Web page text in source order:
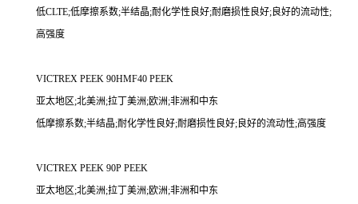
低CLTE;低摩擦系数;半结晶;耐化学性良好;耐磨损性良好;良好的流动性;
高强度
VICTREX PEEK 90HMF40 PEEK
亚太地区;北美洲;拉丁美洲;欧洲;非洲和中东
低摩擦系数;半结晶;耐化学性良好;耐磨损性良好;良好的流动性;高强度
VICTREX PEEK 90P PEEK
亚太地区;北美洲;拉丁美洲;欧洲;非洲和中东